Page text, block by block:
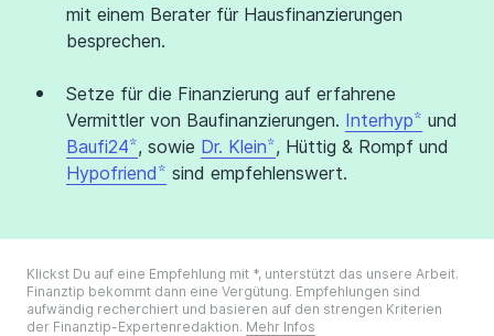
mit einem Berater für Hausfinanzierungen
besprechen.
Setze für die Finanzierung auf erfahrene
Vermittler von Baufinanzierungen. Interhyp
und
Baufi24 , sowie Dr. Klein , Hüttig & Rompf und
Hypofriend
sind empfehlenswert.
Klickst Du auf eine Empfehlung mit *, unterstützt das unsere Arbeit.
Finanztip bekommt dann eine Vergütung. Empfehlungen sind
aufwändig recherchiert und basieren auf den strengen Kriterien
der Finanztip-Expertenredaktion. Mehr Infos